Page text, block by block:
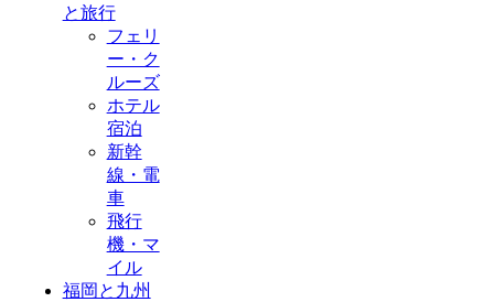
と旅行
フェリ
ー・ク
ルーズ
ホテル
宿泊
新幹
線・電
車
飛行
機・マ
イル
福岡と九州